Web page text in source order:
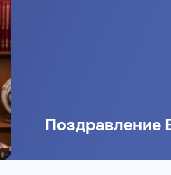
Поздравление